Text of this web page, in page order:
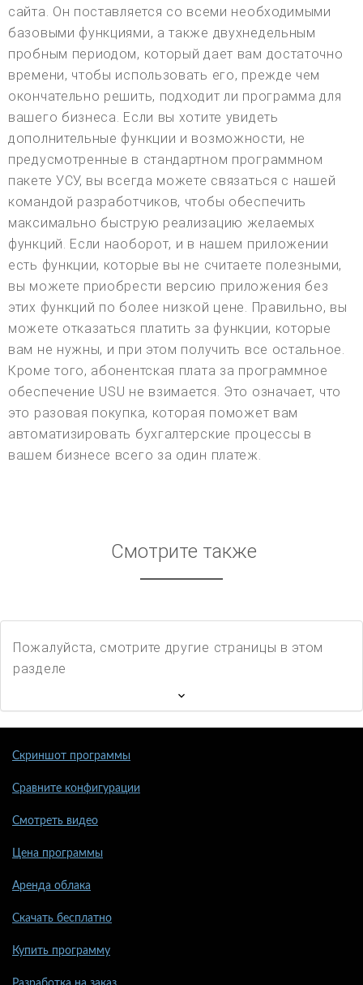
сайта. Он поставляется со всеми необходимыми
базовыми функциями, а также двухнедельным
пробным периодом, который дает вам достаточно
времени, чтобы использовать его, прежде чем
окончательно решить, подходит ли программа для
вашего бизнеса. Если вы хотите увидеть
дополнительные функции и возможности, не
предусмотренные в стандартном программном
пакете УСУ, вы всегда можете связаться с нашей
командой разработчиков, чтобы обеспечить
максимально быструю реализацию желаемых
функций. Если наоборот, и в нашем приложении
есть функции, которые вы не считаете полезными,
вы можете приобрести версию приложения без
этих функций по более низкой цене. Правильно, вы
можете отказаться платить за функции, которые
вам не нужны, и при этом получить все остальное.
Кроме того, абонентская плата за программное
обеспечение USU не взимается. Это означает, что
это разовая покупка, которая поможет вам
автоматизировать бухгалтерские процессы в
вашем бизнесе всего за один платеж.
Смотрите также
Пожалуйста, смотрите другие страницы в этом
разделе
Скриншот программы
Сравните конфигурации
Смотреть видео
Цена программы
Аренда облака
Скачать бесплатно
Купить программу